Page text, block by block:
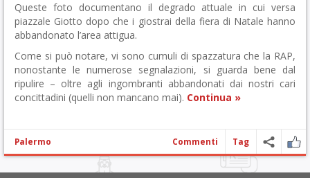
Queste foto documentano il degrado attuale in cui versa
piazzale Giotto dopo che i giostrai della fiera di Natale hanno
abbandonato l’area attigua.
Come si può notare, vi sono cumuli di spazzatura che la RAP,
nonostante le numerose segnalazioni, si guarda bene dal
ripulire – oltre agli ingombranti abbandonati dai nostri cari
concittadini (quelli non mancano mai). Continua »
Palermo Commenti Tag